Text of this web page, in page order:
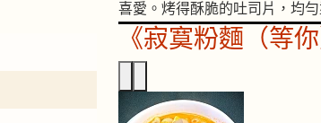
喜愛。烤得酥脆的吐司片，均
《寂寞粉麵（等你